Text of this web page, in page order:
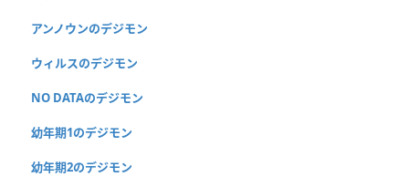
アンノウンのデジモン
ウィルスのデジモン
NO DATAのデジモン
幼年期1のデジモン
幼年期2のデジモン